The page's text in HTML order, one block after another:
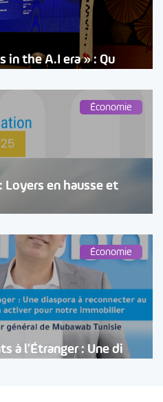
in the A.I era » : Qu
Économie
en hausse et
Économie
à l’Étranger : Une di